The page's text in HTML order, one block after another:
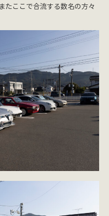
たここで合流する数名の方々